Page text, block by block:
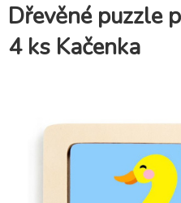
Dřevěné puzzle
4 ks Kačenka